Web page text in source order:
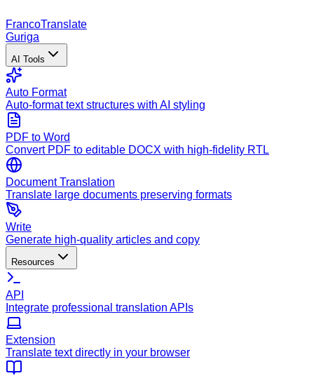
FrancoTranslate
Guriga
AI Tools
Auto Format
Auto-format text structures with AI styling
PDF to Word
Convert PDF to editable DOCX with high-fidelity RTL
Document Translation
Translate large documents preserving formats
Write
Generate high-quality articles and copy
Resources
API
Integrate professional translation APIs
Extension
Translate text directly in your browser